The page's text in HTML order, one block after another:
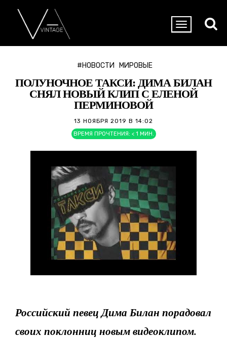
#НОВОСТИ МИРОВЫЕ
ПОЛУНОЧНОЕ ТАКСИ: ДИМА БИЛАН
СНЯЛ НОВЫЙ КЛИП С ЕЛЕНОЙ
ПЕРМИНОВОЙ
13 НОЯБРЯ 2019 В 14:02
ВРЕМЯ ПРОЧТЕНИЯ: < 1 МИН.
Российский певец Дима Билан порадовал
своих поклонниц новым видеоклипом.